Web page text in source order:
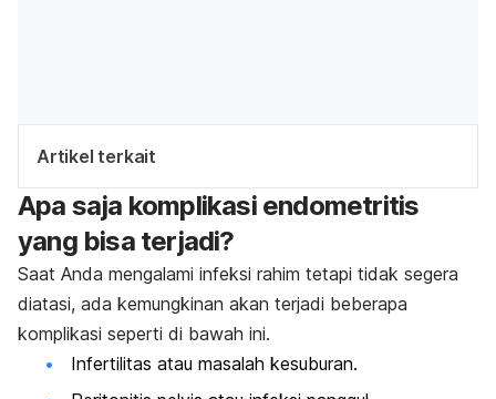
Artikel terkait
Apa saja komplikasi endometritis
yang bisa terjadi?
Saat Anda mengalami infeksi rahim tetapi tidak segera
diatasi, ada kemungkinan akan terjadi beberapa
komplikasi seperti di bawah ini.
Infertilitas atau masalah kesuburan.